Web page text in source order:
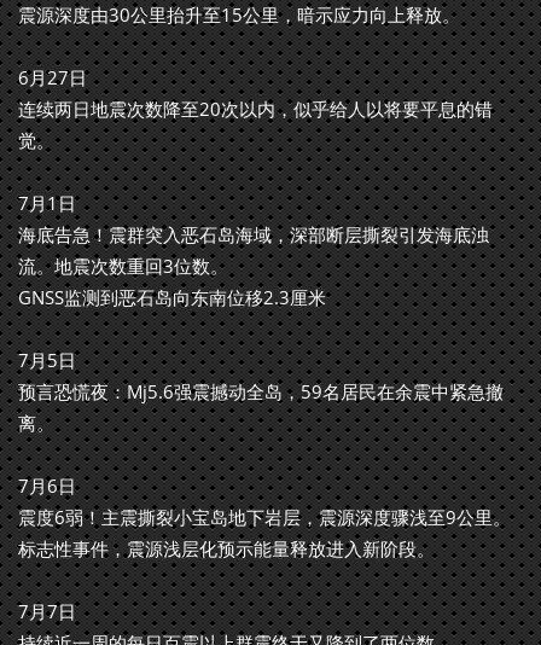
震源深度由30公里抬升至15公里，暗示应力向上释放。
6月27日
连续两日地震次数降至20次以内，似乎给人以将要平息的错
觉。
7月1日
海底告急！震群突入恶石岛海域，深部断层撕裂引发海底浊
流。地震次数重回3位数。
GNSS监测到恶石岛向东南位移2.3厘米
7月5日
预言恐慌夜：Mj5.6强震撼动全岛，59名居民在余震中紧急撤
离。
7月6日
震度6弱！主震撕裂小宝岛地下岩层，震源深度骤浅至9公里。
标志性事件，震源浅层化预示能量释放进入新阶段。
7月7日